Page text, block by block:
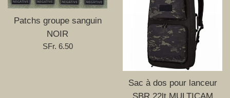
Patchs groupe sanguin
NOIR
Prix
SFr. 6.50
Sac à dos pour lanceur
SBR 22lt MULTICAM